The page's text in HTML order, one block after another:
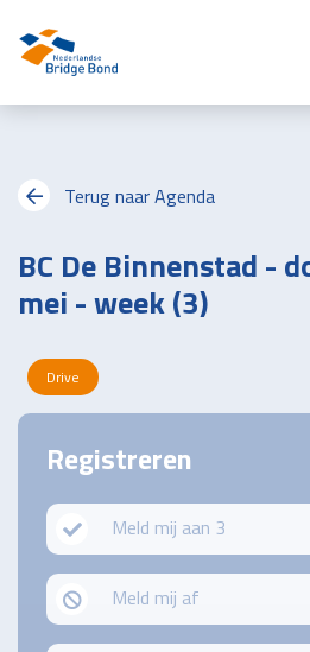
Terug naar Agenda
BC De Binnenstad -
mei - week (3)
Drive
Registreren
Meld mij aan 3
Meld mij af